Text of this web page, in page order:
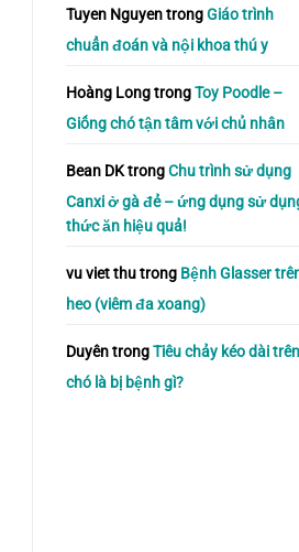
Tuyen NguyentrongGiáo trình
chuẩn đoán và nội khoa thú y
Hoàng LongtrongToy Poodle –
Giống chó tận tâm với chủ nhân
Bean DKtrongChu trình sử dụng
Canxi ở gà đẻ – ứng dụng sử
thức ăn hiệu quả!
vu viet thutrong Bệnh Glasser
heo (viêm đa xoang)
DuyêntrongTiêu chảy kéo dài trên
chó là bị bệnh gì?